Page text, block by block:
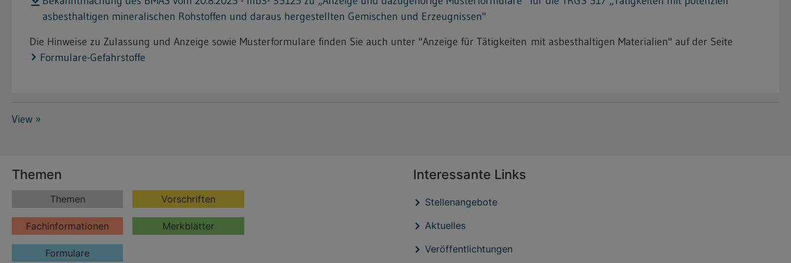
asbesthaltigen mineralischen Rohstoffen und daraus hergestellten Gemischen und Erzeugnissen"
Die Hinweise zu Zulassung und Anzeige sowie Musterformulare finden Sie auch unter "Anzeige für Tätigkeiten mit asbesthaltigen Materialien" auf der Seite
Formulare-Gefahrstoffe
View »
Themen
Themen Vorschriften
Fachinformationen Merkblätter
Formulare
Interessante Links
Stellenangebote
Aktuelles
Veröffentlichtungen